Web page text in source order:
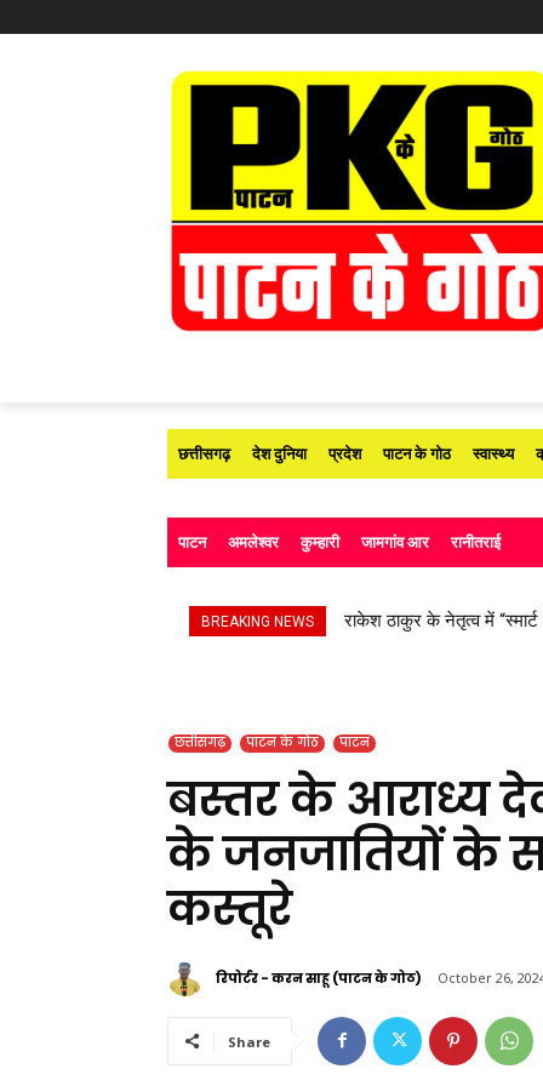
छत्तीसगढ़ देश दुनिया प्रदेश पाटन के गोठ स्वास्थ्य
पाटन अमलेश्वर कुम्हारी जामगांव आर रानीतराई
BREAKING NEWS राकेश ठाकुर के नेतृत्व में “स्मार्ट
सड़क हादसे के बाद उपचाररत
छत्तीसगढ़ पाटन के गोठ पाटन
बस्तर के आराध्य
के जनजातियों के
कस्तूरे
रिपोर्टर - करन साहू (पाटन के गोठ) October 26,
Share